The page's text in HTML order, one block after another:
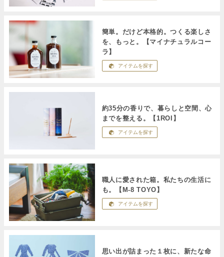
簡単。だけど本格的。つくる楽しさ
を、もっと。【マイナチュラルコー
ラ】
アイテムを探す
約35分の香りで、暮らしと空間、心
までを整える。【1ROI】
アイテムを探す
職人に愛された箱。私たちの生活に
も。【M-8 TOYO】
アイテムを探す
思い出が詰まった１枚に、新たな命